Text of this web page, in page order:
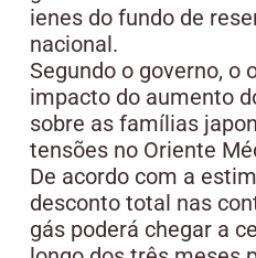
ienes do fundo de
nacional.
Segundo o governo, o
impacto do aumento
sobre as famílias
tensões no Oriente
De acordo com a
desconto total nas
gás poderá chegar a